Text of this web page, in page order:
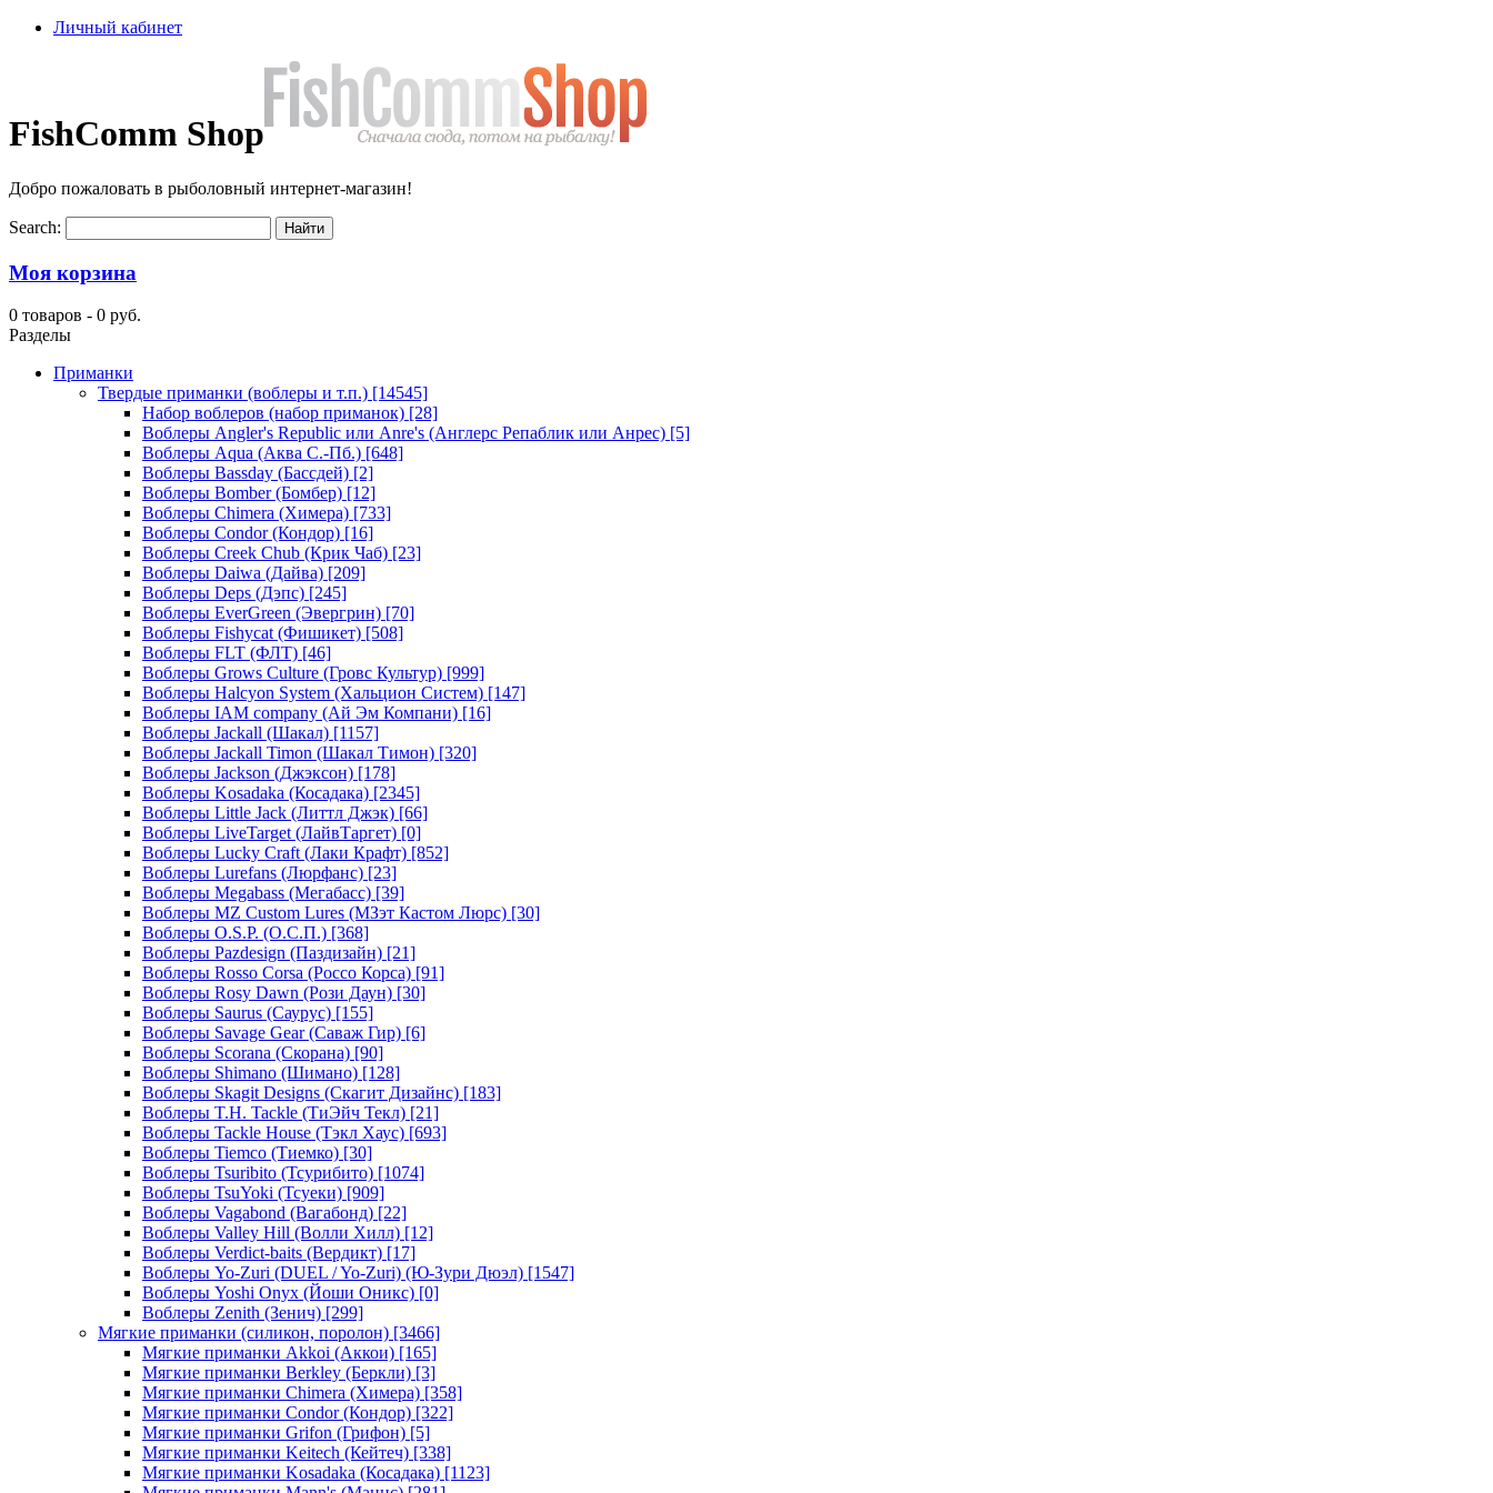
Личный кабинет
FishComm Shop
Добро пожаловать в рыболовный интернет-магазин!
Search:
Моя корзина
0 товаров - 0 руб.
Разделы
Приманки
Твердые приманки (воблеры и т.п.) [14545]
Набор воблеров (набор приманок) [28]
Воблеры Angler's Republic или Anre's (Англерс Репаблик или Анрес) [5]
Воблеры Aqua (Аква С.-Пб.) [648]
Воблеры Bassday (Бассдей) [2]
Воблеры Bomber (Бомбер) [12]
Воблеры Chimera (Химера) [733]
Воблеры Condor (Кондор) [16]
Воблеры Creek Chub (Крик Чаб) [23]
Воблеры Daiwa (Дайва) [209]
Воблеры Deps (Дэпс) [245]
Воблеры EverGreen (Эвергрин) [70]
Воблеры Fishycat (Фишикет) [508]
Воблеры FLT (ФЛТ) [46]
Воблеры Grows Culture (Гровс Культур) [999]
Воблеры Halcyon System (Хальцион Систем) [147]
Воблеры IAM company (Ай Эм Компани) [16]
Воблеры Jackall (Шакал) [1157]
Воблеры Jackall Timon (Шакал Тимон) [320]
Воблеры Jackson (Джэксон) [178]
Воблеры Kosadaka (Косадака) [2345]
Воблеры Little Jack (Литтл Джэк) [66]
Воблеры LiveTarget (ЛайвТаргет) [0]
Воблеры Lucky Craft (Лаки Крафт) [852]
Воблеры Lurefans (Люрфанс) [23]
Воблеры Megabass (Мегабасс) [39]
Воблеры MZ Custom Lures (МЗэт Кастом Люрс) [30]
Воблеры O.S.P. (О.С.П.) [368]
Воблеры Pazdesign (Паздизайн) [21]
Воблеры Rosso Corsa (Россо Корса) [91]
Воблеры Rosy Dawn (Рози Даун) [30]
Воблеры Saurus (Саурус) [155]
Воблеры Savage Gear (Саваж Гир) [6]
Воблеры Scorana (Скорана) [90]
Воблеры Shimano (Шимано) [128]
Воблеры Skagit Designs (Скагит Дизайнс) [183]
Воблеры T.H. Tackle (ТиЭйч Текл) [21]
Воблеры Tackle House (Тэкл Хаус) [693]
Воблеры Tiemco (Тиемко) [30]
Воблеры Tsuribito (Тсурибито) [1074]
Воблеры TsuYoki (Тсуеки) [909]
Воблеры Vagabond (Вагабонд) [22]
Воблеры Valley Hill (Волли Хилл) [12]
Воблеры Verdict-baits (Вердикт) [17]
Воблеры Yo-Zuri (DUEL / Yo-Zuri) (Ю-Зури Дюэл) [1547]
Воблеры Yoshi Onyx (Йоши Оникс) [0]
Воблеры Zenith (Зенич) [299]
Мягкие приманки (силикон, поролон) [3466]
Мягкие приманки Akkoi (Аккои) [165]
Мягкие приманки Berkley (Беркли) [3]
Мягкие приманки Chimera (Химера) [358]
Мягкие приманки Condor (Кондор) [322]
Мягкие приманки Grifon (Грифон) [5]
Мягкие приманки Keitech (Кейтеч) [338]
Мягкие приманки Kosadaka (Косадака) [1123]